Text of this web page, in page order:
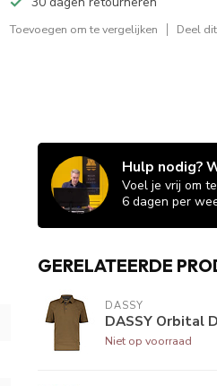
Toevoegen om te vergelijken Deel
Hulp nodig?
Voel je vrij om
6 dagen per
GERELATEERDE
DASSY
DASSY Orbital
Niet op voorraad